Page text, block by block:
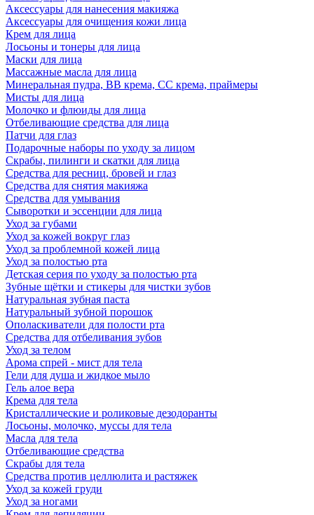
Аксессуары для нанесения макияжа
Аксессуары для очищения кожи лица
Крем для лица
Лосьоны и тонеры для лица
Маски для лица
Массажные масла для лица
Минеральная пудра, BB крема, СС крема, праймеры
Мисты для лица
Молочко и флюиды для лица
Отбеливающие средства для лица
Патчи для глаз
Подарочные наборы по уходу за лицом
Скрабы, пилинги и скатки для лица
Средства для ресниц, бровей и глаз
Средства для снятия макияжа
Средства для умывания
Сыворотки и эссенции для лица
Уход за губами
Уход за кожей вокруг глаз
Уход за проблемной кожей лица
Уход за полостью рта
Детская серия по уходу за полостью рта
Зубные щётки и стикеры для чистки зубов
Натуральная зубная паста
Натуральный зубной порошок
Ополаскиватели для полости рта
Средства для отбеливания зубов
Уход за телом
Арома спрей - мист для тела
Гели для душа и жидкое мыло
Гель алое вера
Крема для тела
Кристаллические и роликовые дезодоранты
Лосьоны, молочко, муссы для тела
Масла для тела
Отбеливающие средства
Скрабы для тела
Средства против целлюлита и растяжек
Уход за кожей груди
Уход за ногами